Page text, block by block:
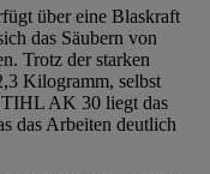
über eine Blaskraft
das Säubern von
Trotz der starken
Kilogramm, selbst
AK 30 liegt das
das Arbeiten deutlich